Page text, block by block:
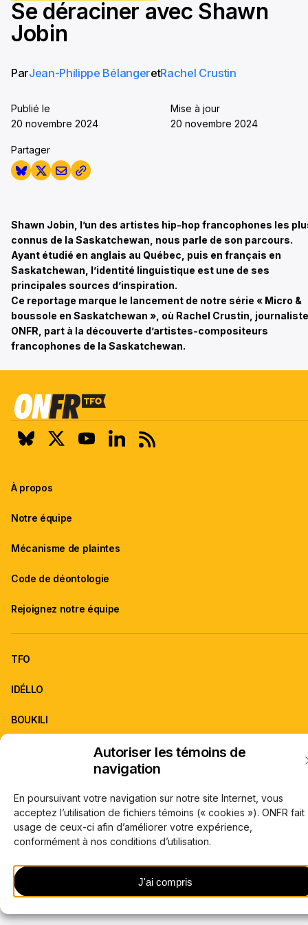
Autoriser les témoins de
navigation
En poursuivant votre navigation sur notre site Internet, vous
acceptez l’utilisation de fichiers témoins (« cookies »). ONFR fait
usage de ceux-ci afin d’améliorer votre expérience,
conformément à nos conditions d’utilisation.
J'ai compris
seconds
Se déraciner avec Shawn
Jobin
ParJean-Philippe BélangeretRachel Crustin
Publié le
20 novembre 2024
Mise à jour
20 novembre 2024
Partager
Shawn Jobin, l’un des artistes hip-hop francophones les
connus de la Saskatchewan, nous parle de son parcours.
Ayant étudié en anglais au Québec, puis en français en
Saskatchewan, l’identité linguistique est une de ses
principales sources d’inspiration.
Ce reportage marque le lancement de notre série « Micro &
boussole en Saskatchewan », où Rachel Crustin,
ONFR, part à la découverte d’artistes-compositeurs
francophones de la Saskatchewan.
À propos
Notre équipe
Mécanisme de plaintes
Code de déontologie
Rejoignez notre équipe
TFO
IDÉLLO
BOUKILI
ONFR est la franchise d'information de TFO.
Carrières
(TFO) 2026